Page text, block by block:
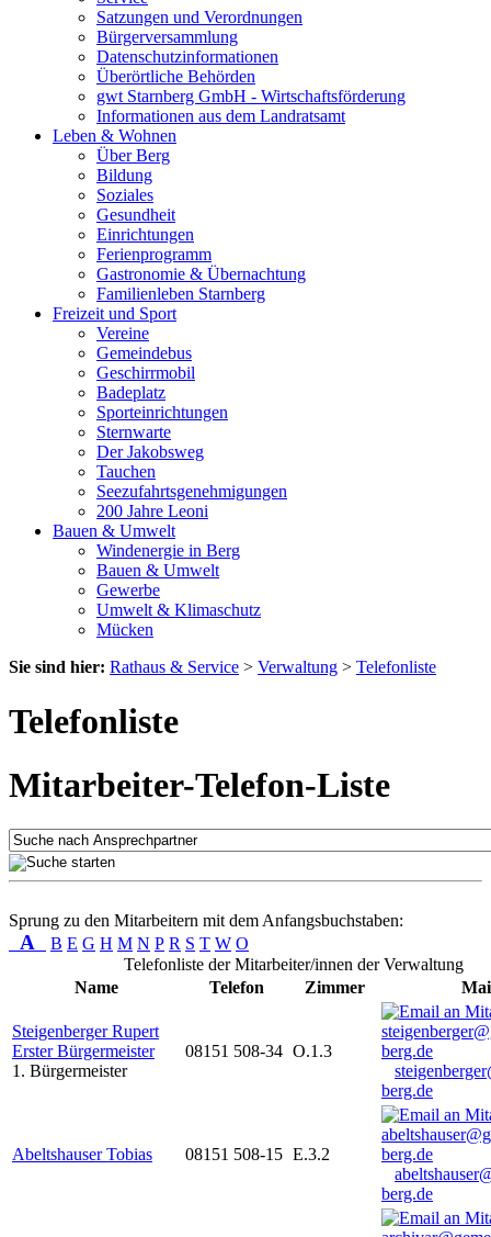
Satzungen und Verordnungen
Bürgerversammlung
Datenschutzinformationen
Überörtliche Behörden
gwt Starnberg GmbH - Wirtschaftsförderung
Informationen aus dem Landratsamt
Leben & Wohnen
Über Berg
Bildung
Soziales
Gesundheit
Einrichtungen
Ferienprogramm
Gastronomie & Übernachtung
Familienleben Starnberg
Freizeit und Sport
Vereine
Gemeindebus
Geschirrmobil
Badeplatz
Sporteinrichtungen
Sternwarte
Der Jakobsweg
Tauchen
Seezufahrtsgenehmigungen
200 Jahre Leoni
Bauen & Umwelt
Windenergie in Berg
Bauen & Umwelt
Gewerbe
Umwelt & Klimaschutz
Mücken
Sie sind hier: Rathaus & Service > Verwaltung > Telefonliste
Telefonliste
Mitarbeiter-Telefon-Liste
Sprung zu den Mitarbeitern mit dem Anfangsbuchstaben:
A B E G H M N P R S T W O
Telefonliste der Mitarbeiter/innen der Verwaltung
Name
Telefon Zimmer
Steigenberger Rupert
Erster Bürgermeister
1. Bürgermeister
08151 508-34 O.1.3
berg.de
Abeltshauser Tobias 08151 508-15 E.3.2
berg.de